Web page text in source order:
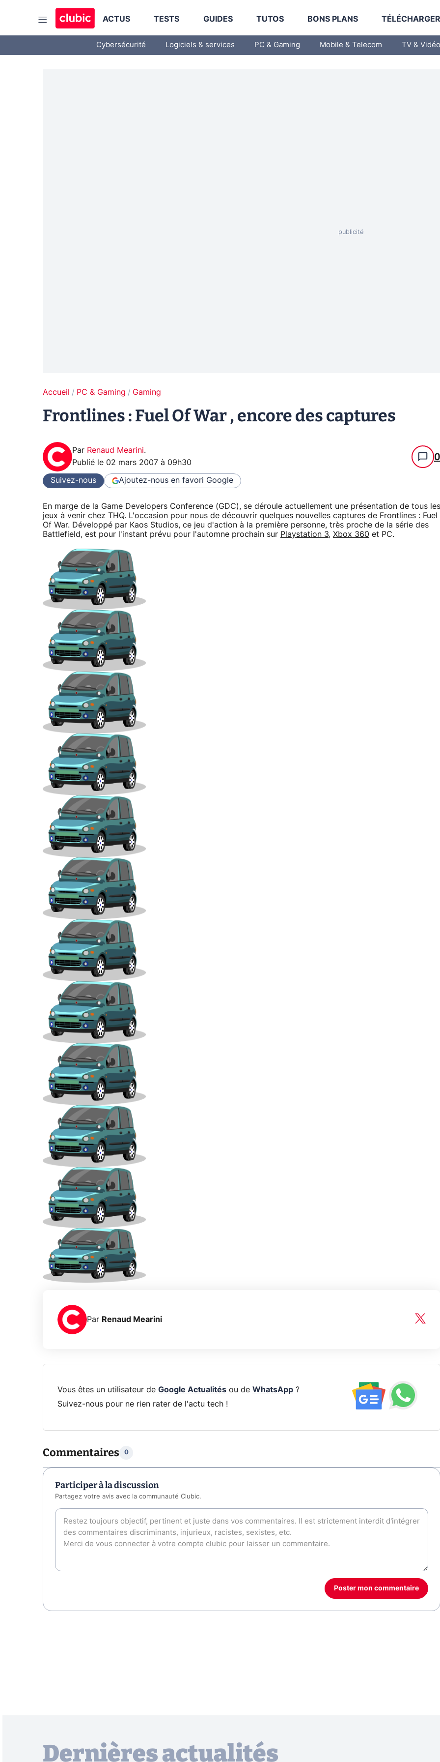
ACTUS TESTS GUIDES TUTOS BONS PLANS
Cybersécurité Logiciels & services PC & Gaming Mobile & Telecom TV & Vidéo
Accueil PC & Gaming Gaming
Frontlines : Fuel Of War , encore des captures
Par Renaud Mearini.
Publié le 02 mars 2007 à 09h30 0
Suivez-nous Ajoutez-nous en favori Google
En marge de la Game Developers Conference (GDC), se déroule actuellement une présentation de tous les
jeux à venir chez THQ. L'occasion pour nous de découvrir quelques nouvelles captures de Frontlines : Fuel
Of War. Développé par Kaos Studios, ce jeu d'action à la première personne, très proche de la série des
Battlefield, est pour l'instant prévu pour l'automne prochain sur Playstation 3, Xbox 360 et PC.
Par Renaud Mearini
Vous êtes un utilisateur de Google Actualitésou de WhatsApp?
Suivez-nous pour ne rien rater de l'actu tech !
Commentaires 0
Participer à la discussion
Partagez votre avis avec la communauté Clubic.
Poster mon commentaire
Dernières actualités